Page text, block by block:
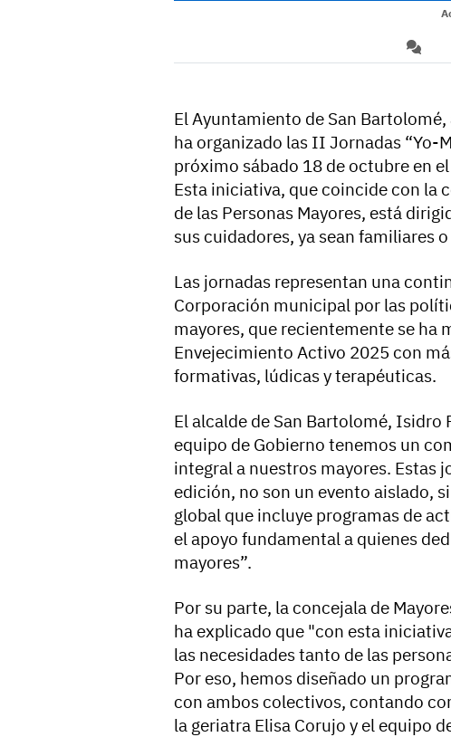
El Ayuntamiento de San
ha organizado las II Jornadas “Yo-
próximo sábado 18 de octubre en
Esta iniciativa, que coincide con la
de las Personas Mayores, está
sus cuidadores, ya sean familiares
Las jornadas representan una
Corporación municipal por las
mayores, que recientemente se ha
Envejecimiento Activo 2025 con
formativas, lúdicas y terapéuticas.
El alcalde de San Bartolomé, Isidro
equipo de Gobierno tenemos un
integral a nuestros mayores. Estas
edición, no son un evento aislado,
global que incluye programas de
el apoyo fundamental a quienes
mayores”.
Por su parte, la concejala de
ha explicado que "con esta
las necesidades tanto de las
Por eso, hemos diseñado un
con ambos colectivos, contando
la geriatra Elisa Corujo y el equipo